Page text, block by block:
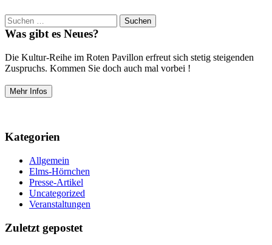
Suchen
nach:
Was gibt es Neues?
Die Kultur-Reihe im Roten Pavillon erfreut sich stetig steigenden
Zuspruchs. Kommen Sie doch auch mal vorbei !
Mehr Infos
Kategorien
Allgemein
Elms-Hörnchen
Presse-Artikel
Uncategorized
Veranstaltungen
Zuletzt gepostet